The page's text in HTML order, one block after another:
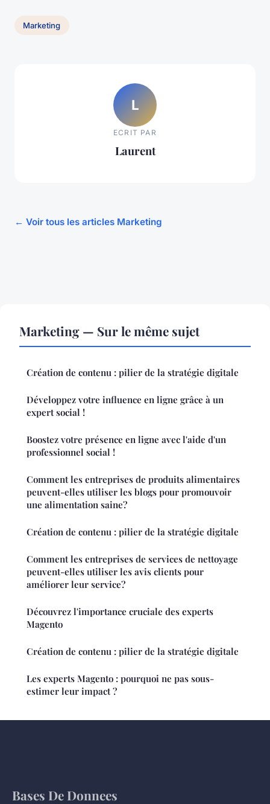
Marketing
L
ECRIT PAR
Laurent
← Voir tous les articles Marketing
Marketing — Sur le même sujet
Création de contenu : pilier de la stratégie digitale
Développez votre influence en ligne grâce à un
expert social !
Boostez votre présence en ligne avec l'aide d'un
professionnel social !
Comment les entreprises de produits alimentaires
peuvent-elles utiliser les blogs pour promouvoir
une alimentation saine?
Création de contenu : pilier de la stratégie digitale
Comment les entreprises de services de nettoyage
peuvent-elles utiliser les avis clients pour
améliorer leur service?
Découvrez l'importance cruciale des experts
Magento
Création de contenu : pilier de la stratégie digitale
Les experts Magento : pourquoi ne pas sous-
estimer leur impact ?
Bases De Donnees